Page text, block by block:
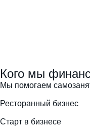
Кого мы
Мы помогаем
Ресторанный бизнес
Старт в бизнесе